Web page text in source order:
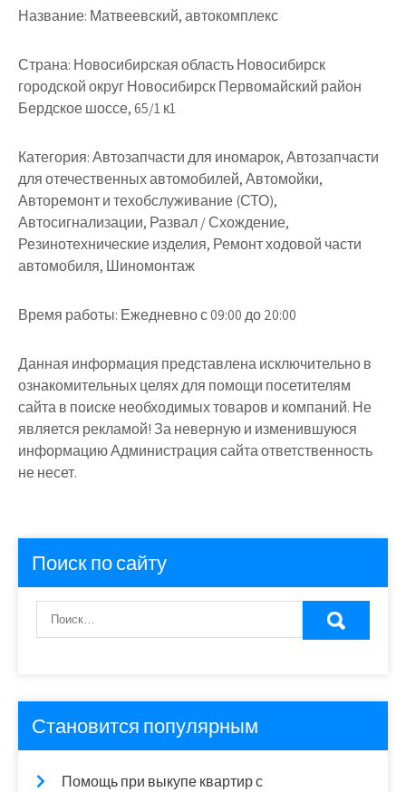
Название: Матвеевский, автокомплекс
Страна: Новосибирская область Новосибирск
городской округ Новосибирск Первомайский район
Бердское шоссе, 65/1 к1
Категория:Автозапчасти для иномарок, Автозапчасти
для отечественных автомобилей, Автомойки,
Авторемонт и техобслуживание (СТО),
Автосигнализации, Развал / Схождение,
Резинотехнические изделия, Ремонт ходовой части
автомобиля, Шиномонтаж
Время работы: Ежедневно с 09:00 до 20:00
Данная информация представлена исключительно в
ознакомительных целях для помощи посетителям
сайта в поиске необходимых товаров и компаний. Не
является рекламой! За неверную и изменившуюся
информацию Администрация сайта ответственность
не несет.
Поиск по сайту
Становится популярным
Помощь при выкупе квартир с